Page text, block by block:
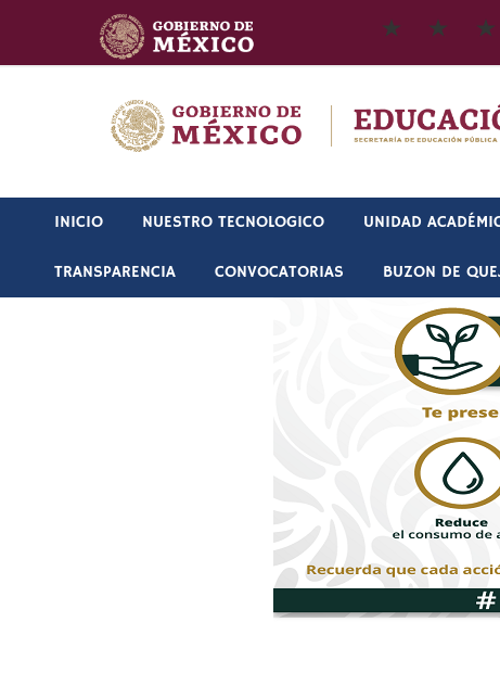
content
INICIO NUESTRO TECNOLOGICO UNIDAD
TRANSPARENCIA CONVOCATORIAS BUZON DE